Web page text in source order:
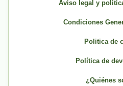
Aviso legal y
Condiciones
Politica de
Política de
¿Quiénes